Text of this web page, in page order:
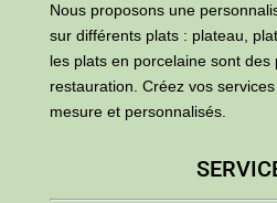
Nous proposons une
sur différents plats : plateau,
les plats en porcelaine sont des
restauration. Créez vos
mesure et personnalisés.